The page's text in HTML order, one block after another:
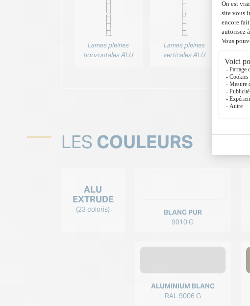
Lames pleines
horizontales ALU
Lames pleines
verticales ALU
LES COULEURS
ALU
EXTRUDE
(23 coloris)
BLANC PUR
9010 G
ALUMINIUM BLANC
RAL 9006 G